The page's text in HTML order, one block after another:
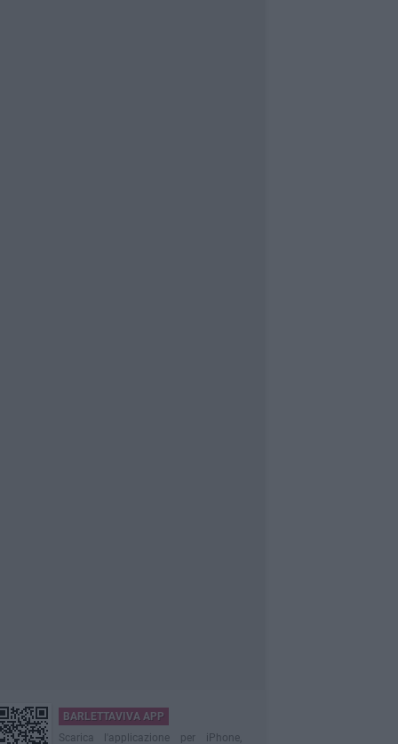
BARLETTAVIVA APP
Scarica l'applicazione per iPhone,